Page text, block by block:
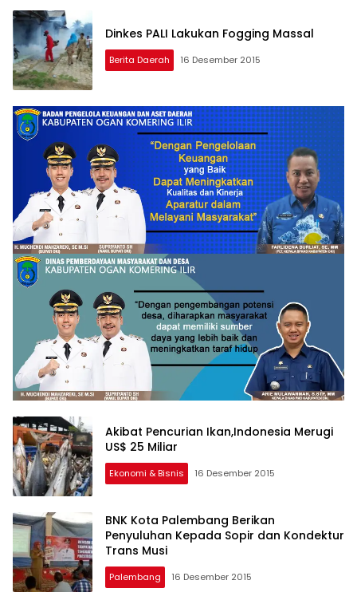
Dinkes PALI Lakukan Fogging Massal
Berita Daerah 16 Desember 2015
Akibat Pencurian Ikan,Indonesia Merugi
US$ 25 Miliar
Ekonomi & Bisnis 16 Desember 2015
BNK Kota Palembang Berikan
Penyuluhan Kepada Sopir dan Kondektur
Trans Musi
Palembang 16 Desember 2015